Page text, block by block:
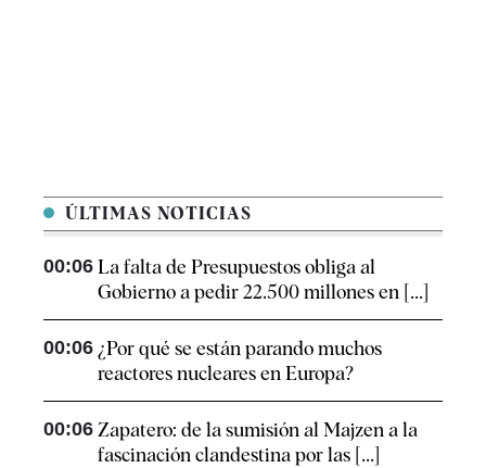
ÚLTIMAS NOTICIAS
00:06 La falta de Presupuestos obliga al
Gobierno a pedir 22.500 millones en [...]
00:06 ¿Por qué se están parando muchos
reactores nucleares en Europa?
00:06 Zapatero: de la sumisión al Majzen a la
fascinación clandestina por las [...]